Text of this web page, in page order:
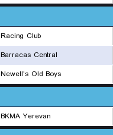
Racing Club
Barracas Central
Newell's Old Boys
BKMA Yerevan